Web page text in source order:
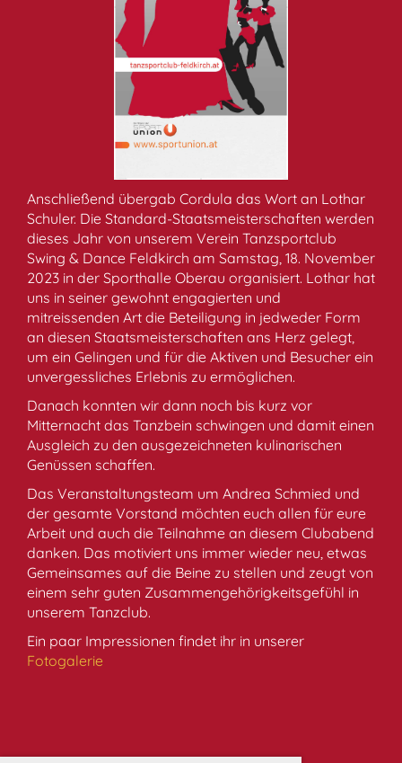
Anschließend übergab Cordula das Wort an Lothar
Schuler. Die Standard-Staatsmeisterschaften werden
dieses Jahr von unserem Verein Tanzsportclub
Swing & Dance Feldkirch am Samstag, 18. November
2023 in der Sporthalle Oberau organisiert. Lothar hat
uns in seiner gewohnt engagierten und
mitreissenden Art die Beteiligung in jedweder Form
an diesen Staatsmeisterschaften ans Herz gelegt,
um ein Gelingen und für die Aktiven und Besucher ein
unvergessliches Erlebnis zu ermöglichen.
Danach konnten wir dann noch bis kurz vor
Mitternacht das Tanzbein schwingen und damit einen
Ausgleich zu den ausgezeichneten kulinarischen
Genüssen schaffen.
Das Veranstaltungsteam um Andrea Schmied und
der gesamte Vorstand möchten euch allen für eure
Arbeit und auch die Teilnahme an diesem Clubabend
danken. Das motiviert uns immer wieder neu, etwas
Gemeinsames auf die Beine zu stellen und zeugt von
einem sehr guten Zusammengehörigkeitsgefühl in
unserem Tanzclub.
Ein paar Impressionen findet ihr in unserer
Fotogalerie